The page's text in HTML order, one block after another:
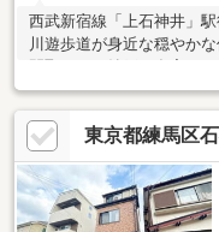
西武新宿線「上石神井」
川遊歩道が身近な穏やか
けます。敷地内駐車スペ
適用前からの敷地のため
す。お客様のライフスタ
だける住まいです。※掲載
です。
東京都練馬区